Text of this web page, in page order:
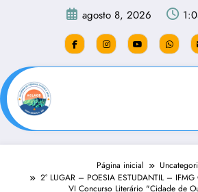
agosto 8, 2026
Página inicial
2° LUGAR – POESIA ESTUDANTIL –
VI Concurso Literário "Cidade de